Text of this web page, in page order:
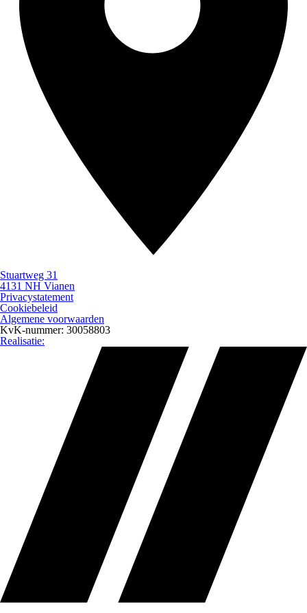
Stuartweg 31
4131 NH Vianen
Privacystatement
Cookiebeleid
Algemene voorwaarden
KvK-nummer: 30058803
Realisatie: